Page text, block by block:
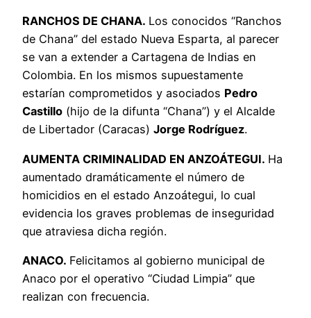
RANCHOS DE CHANA. Los conocidos “Ranchos
de Chana” del estado Nueva Esparta, al parecer
se van a extender a Cartagena de Indias en
Colombia. En los mismos supuestamente
estarían comprometidos y asociados Pedro
Castillo (hijo de la difunta “Chana”) y el Alcalde
de Libertador (Caracas) Jorge Rodríguez.
AUMENTA CRIMINALIDAD EN ANZOÁTEGUI. Ha
aumentado dramáticamente el número de
homicidios en el estado Anzoátegui, lo cual
evidencia los graves problemas de inseguridad
que atraviesa dicha región.
ANACO. Felicitamos al gobierno municipal de
Anaco por el operativo “Ciudad Limpia” que
realizan con frecuencia.